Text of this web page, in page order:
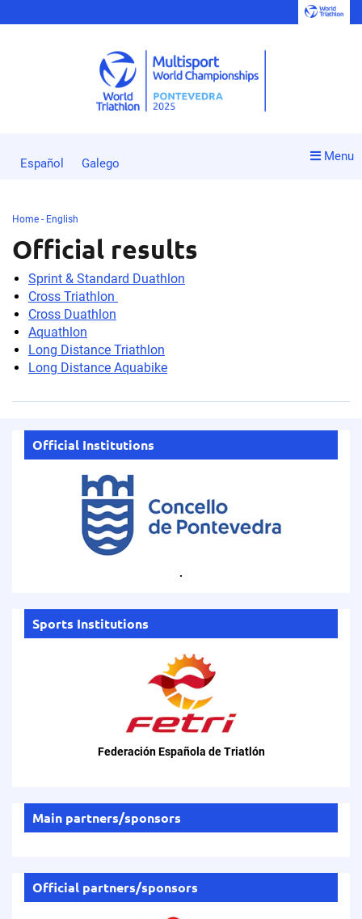
Menu
Español Galego
Home - English
Official results
Sprint & Standard Duathlon
Cross Triathlon
Cross Duathlon
Aquathlon
Long Distance Triathlon
Long Distance Aquabike
Official Institutions
.
Sports Institutions
Federación Española de Triatlón
Main partners/sponsors
Official partners/sponsors